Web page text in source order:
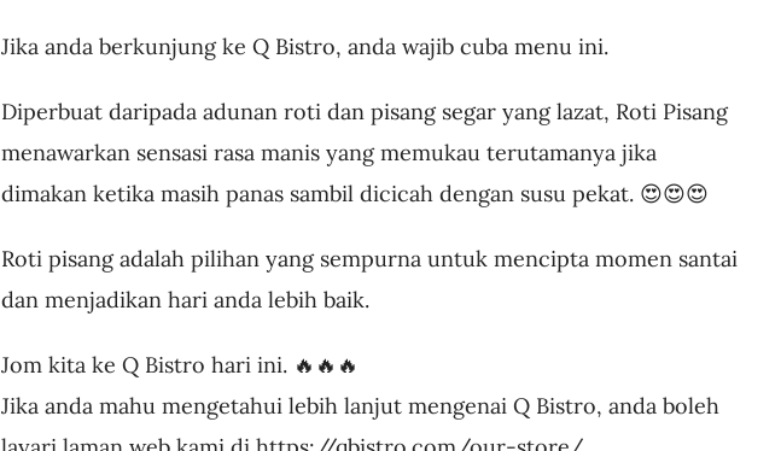
Jika anda berkunjung ke Q Bistro, anda wajib cuba menu ini.
Diperbuat daripada adunan roti dan pisang segar yang lazat, Roti Pisang
menawarkan sensasi rasa manis yang memukau terutamanya jika
dimakan ketika masih panas sambil dicicah dengan susu pekat. 😍😍😍
Roti pisang adalah pilihan yang sempurna untuk mencipta momen santai
dan menjadikan hari anda lebih baik.
Jom kita ke Q Bistro hari ini. 🔥🔥🔥
Jika anda mahu mengetahui lebih lanjut mengenai Q Bistro, anda boleh